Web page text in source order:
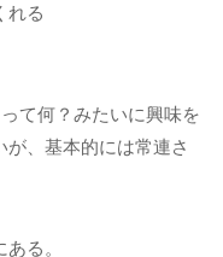
れる
て何？みたいに興味を
、基本的には常連さ
る。